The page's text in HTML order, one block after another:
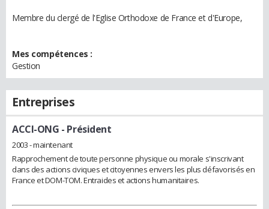
Membre du clergé de l'Eglise Orthodoxe de France et d'Europe,
Mes compétences :
Gestion
Entreprises
ACCI-ONG - Président
2003 - maintenant
Rapprochement de toute personne physique ou morale s'inscrivant
dans des actions civiques et citoyennes envers les plus défavorisés en
France et DOM-TOM. Entraides et actions humanitaires.